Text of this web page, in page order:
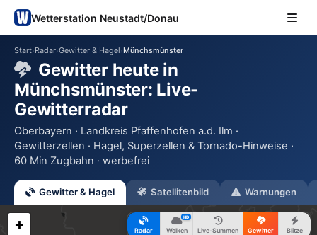
Wetterstation Neustadt/Donau
Start›Radar›Gewitter & Hagel›Münchsmünster
Gewitter heute in
Münchsmünster: Live-
Gewitterradar
Oberbayern · Landkreis Pfaffenhofen a.d. Ilm ·
Gewitterzellen · Hagel, Superzellen & Tornado-Hinweise ·
60 Min Zugbahn · werbefrei
Gewitter & Hagel Satellitenbild Warnungen
Radar Wolken
HD
Live-Summen Gewitter Blitze
+